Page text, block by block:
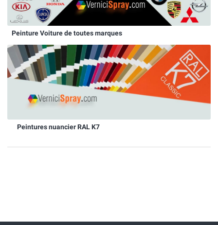
Peinture Voiture de toutes marques
Peintures nuancier RAL K7